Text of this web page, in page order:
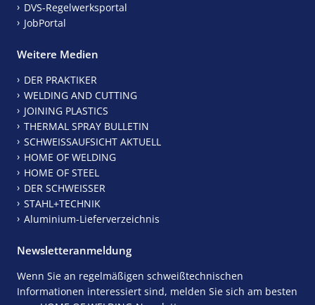
DVS-Regelwerksportal
JobPortal
Weitere Medien
DER PRAKTIKER
WELDING AND CUTTING
JOINING PLASTICS
THERMAL SPRAY BULLETIN
SCHWEISSAUFSICHT AKTUELL
HOME OF WELDING
HOME OF STEEL
DER SCHWEISSER
STAHL+TECHNIK
Aluminium-Lieferverzeichnis
Newsletteranmeldung
Wenn Sie an regelmäßigen schweißtechnischen
Informationen interessiert sind, melden Sie sich am besten